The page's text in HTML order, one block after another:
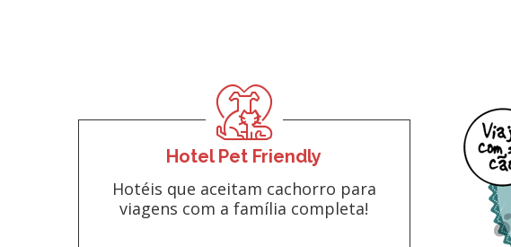
Hotel Pet Friendly
Hotéis que aceitam cachorro para
viagens com a família completa!